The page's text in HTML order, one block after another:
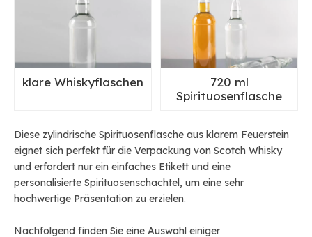
klare Whiskyflaschen
720 ml
Spirituosenflasche
Diese zylindrische Spirituosenflasche aus klarem Feuerstein
eignet sich perfekt für die Verpackung von Scotch Whisky
und erfordert nur ein einfaches Etikett und eine
personalisierte Spirituosenschachtel, um eine sehr
hochwertige Präsentation zu erzielen.
Nachfolgend finden Sie eine Auswahl einiger